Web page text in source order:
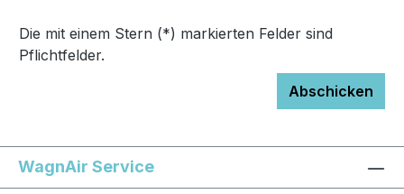
Die mit einem Stern (*) markierten Felder sind
Pflichtfelder.
Abschicken
WagnAir Service